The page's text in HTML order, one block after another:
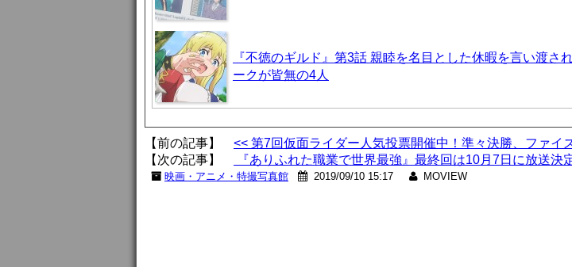
『不徳のギルド』第3話 親睦を名目とした休暇を言い渡さ
ークが皆無の4人
【前の記事】 << 第7回仮面ライダー人気投票開催中！準々決勝、ファイ
【次の記事】
『ありふれた職業で世界最強』最終回は10月7日に放送決
映画・アニメ・特撮写真館 2019/09/10 15:17 MOVIEW